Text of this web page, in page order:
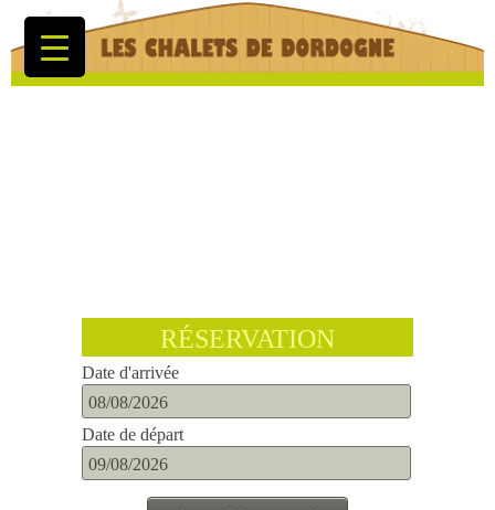
RÉSERVATION
Date d'arrivée
Date de départ